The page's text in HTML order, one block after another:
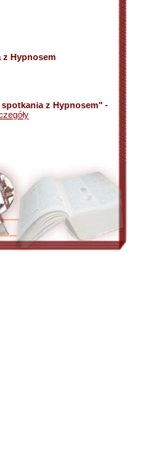
z Hypnosem
z Hypnosem" -